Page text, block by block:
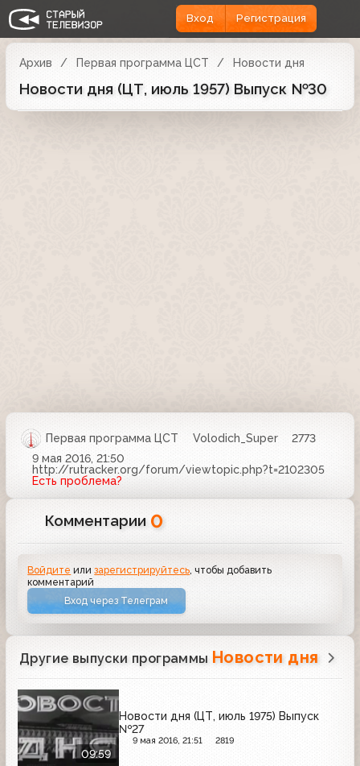
Вход Регистрация
Архив Первая программа ЦСТ Новости дня
Новости дня (ЦТ, июль 1957) Выпуск №30
Первая программа ЦСТ Volodich_Super
2773
9 мая 2016, 21:50
http://rutracker.org/forum/viewtopic.php?t=2102305
Есть проблема?
Комментарии 0
Войдите илизарегистрируйтесь , чтобы добавить
комментарий
Вход через Телеграм
Другие выпуски программы Новости дня
09:59
Новости дня (ЦТ, июль 1975) Выпуск
№27
9 мая 2016, 21:51 2819